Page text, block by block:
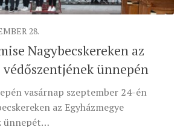
LOGÓJA
BIZOTTSÁG
TAGOK
ÚJSÁG
28.
Nagybecskereken az
védőszentjének ünnepén
vasárnap szeptember 24-én
az Egyházmegye
ünnepét…